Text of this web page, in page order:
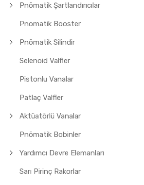
Pnömatik Şartlandırıcılar
Pnomatik Booster
Pnömatik Silindir
Selenoid Valfler
Pistonlu Vanalar
Patlaç Valfler
Aktüatörlü Vanalar
Pnömatik Bobinler
Yardımcı Devre Elemanları
Sarı Pirinç Rakorlar